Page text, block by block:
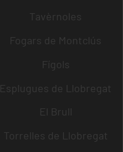
Tavèrnoles
Fogars de Montclús
Fígols
Esplugues de Llobregat
El Brull
Torrelles de Llobregat